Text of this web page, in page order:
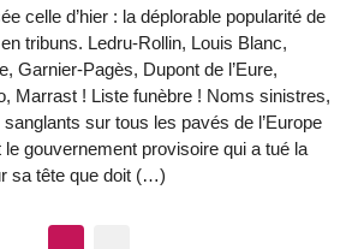
celle d’hier : la déplorable popularité de
tribuns. Ledru-Rollin, Louis Blanc,
Garnier-Pagès, Dupont de l’Eure,
Marrast ! Liste funèbre ! Noms sinistres,
sur tous les pavés de l’Europe
le gouvernement provisoire qui a tué la
sa tête que doit (…)